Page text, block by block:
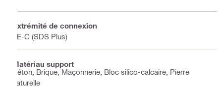
Extrémité de connexion
TE-C (SDS Plus)
Matériau support
Béton, Brique, Maçonnerie, Bloc silico-calcaire, Pierre
naturelle